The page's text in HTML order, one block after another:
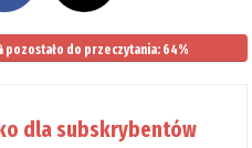
pozostało do przeczytania: 64%
dla subskrybentów